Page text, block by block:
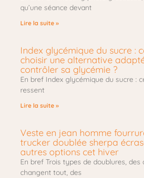
qu’une séance devant
Lire la suite »
Index glycémique du sucre :
choisir une alternative
contrôler sa glycémie ?
En bref Index glycémique du sucre :
ressent
Lire la suite »
Veste en jean homme
trucker doublée sherpa
autres options cet hiver
En bref Trois types de doublures, des
changent tout, des